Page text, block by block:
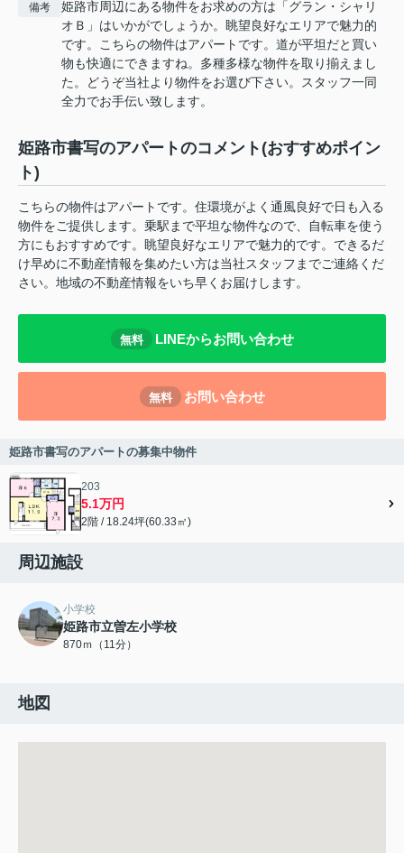
備考
姫路市周辺にある物件をお求めの方は「グラン・シャリ
オＢ」はいかがでしょうか。眺望良好なエリアで魅力的
です。こちらの物件はアパートです。道が平坦だと買い
物も快適にできますね。多種多様な物件を取り揃えまし
た。どうぞ当社より物件をお選び下さい。スタッフ一同
全力でお手伝い致します。
姫路市書写のアパートのコメント(おすすめポイン
ト)
こちらの物件はアパートです。住環境がよく通風良好で日も入る
物件をご提供します。乗駅まで平坦な物件なので、自転車を使う
方にもおすすめです。眺望良好なエリアで魅力的です。できるだ
け早めに不動産情報を集めたい方は当社スタッフまでご連絡くだ
さい。地域の不動産情報をいち早くお届けします。
無料 LINEからお問い合わせ
無料 お問い合わせ
姫路市書写のアパートの募集中物件
203
5.1万円
2階 / 18.24坪(60.33㎡)
周辺施設
小学校
姫路市立曽左小学校
870ｍ（11分）
地図